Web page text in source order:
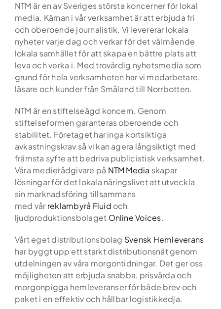
Skip
content
NTM är en av Sveriges största koncerner för lokal
media. Kärnan i vår verksamhet är att erbjuda fri
och oberoende journalistik. Vi levererar lokala
nyheter varje dag och verkar för det välmående
lokala samhället för att skapa en bättre plats att
leva och verka i. Med trovärdig nyhetsmedia som
grund för hela verksamheten har vi medarbetare,
läsare och kunder från Småland till Norrbotten.
NTM är en stiftelseägd koncern. Genom
stiftelseformen garanteras oberoende och
stabilitet. Företaget har inga kortsiktiga
avkastningskrav så vi kan agera långsiktigt med
främsta syfte att bedriva publicistisk verksamhet.
Våra medierådgivare på NTM Media skapar
lösningar för det lokala näringslivet att utveckla
sin marknadsföring tillsammans
med vårreklambyrå Fluid och
ljudproduktionsbolaget Online Voices.
Vårt eget distributionsbolag Svensk Hemleverans
har byggt upp ett starkt distributionsnät genom
utdelningen av våra morgontidningar. Det ger oss
möjligheten att erbjuda snabba, prisvärda och
morgonpigga hemleveranser för både brev och
paket i en effektiv och hållbar logistikkedja.